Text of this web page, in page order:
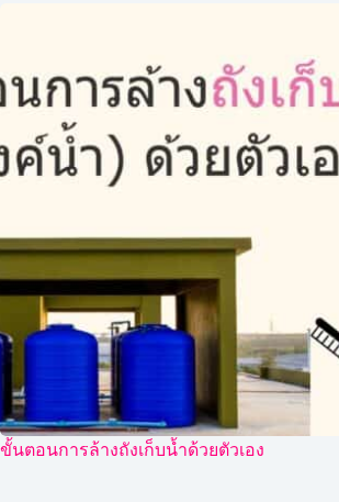
ขั้นตอนการล้างถังเก็บน้ำด้วยตัวเอง